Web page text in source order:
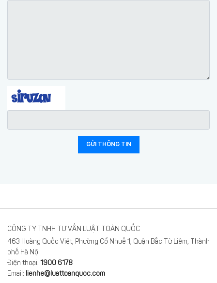
GỬI THÔNG TIN
CÔNG TY TNHH TƯ VẤN LUẬT TOÀN QUỐC
463 Hoàng Quốc Việt, Phường Cổ Nhuế 1, Quận Bắc Từ Liêm, Thành
phố Hà Nội
Điện thoại: 1900 6178
Email: lienhe@luattoanquoc.com